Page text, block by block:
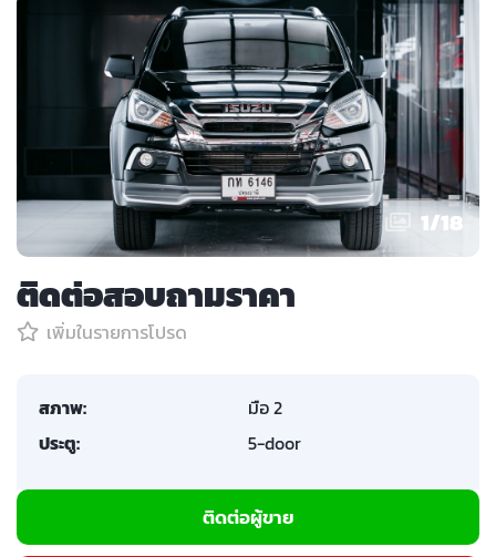
1/18
ติดต่อสอบถามราคา
เพิ่มในรายการโปรด
สภาพ:
มือ 2
ประตู:
5-door
ติดต่อผู้ขาย